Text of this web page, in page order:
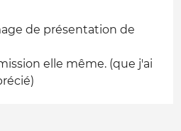
de présentation de
elle même. (que j'ai